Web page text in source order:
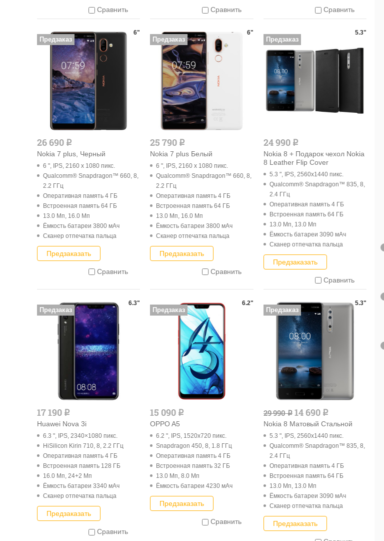
Сравнить Сравнить Сравнить
26 690 q
Nokia 7 plus, Черный
6 ", IPS, 2160 x 1080 пикс.
Qualcomm® Snapdragon™ 660, 8,
2.2 ГГц
Оперативная память 4 ГБ
Встроенная память 64 ГБ
13.0 Мп, 16.0 Мп
Ёмкость батареи 3800 мАч
Cканер отпечатка пальца
Предзаказать
Сравнить
6"
Предзаказ
25 790 q
Nokia 7 plus Белый
6 ", IPS, 2160 x 1080 пикс.
Qualcomm® Snapdragon™ 660, 8,
2.2 ГГц
Оперативная память 4 ГБ
Встроенная память 64 ГБ
13.0 Мп, 16.0 Мп
Ёмкость батареи 3800 мАч
Cканер отпечатка пальца
Предзаказать
Сравнить
6"
Предзаказ
24 990 q
Nokia 8 + Подарок чехол Nokia
8 Leather Flip Cover
5.3 ", IPS, 2560x1440 пикс.
Qualcomm® Snapdragon™ 835, 8,
2.4 ГГц
Оперативная память 4 ГБ
Встроенная память 64 ГБ
13.0 Мп, 13.0 Мп
Ёмкость батареи 3090 мАч
Cканер отпечатка пальца
Предзаказать
Сравнить
5.3"
Предзаказ
17 190 q
Huawei Nova 3i
6.3 ", IPS, 2340×1080 пикс.
HiSilicon Kirin 710, 8, 2.2 ГГц
Оперативная память 4 ГБ
Встроенная память 128 ГБ
16.0 Мп, 24+2 Мп
Ёмкость батареи 3340 мАч
Cканер отпечатка пальца
Предзаказать
Сравнить
6.3"
Предзаказ
15 090 q
OPPO A5
6.2 ", IPS, 1520x720 пикс.
Snapdragon 450, 8, 1.8 ГГц
Оперативная память 4 ГБ
Встроенная память 32 ГБ
13.0 Мп, 8.0 Мп
Ёмкость батареи 4230 мАч
Предзаказать
Сравнить
6.2"
Предзаказ
29 990q14 690 q
Nokia 8 Матовый Стальной
5.3 ", IPS, 2560x1440 пикс.
Qualcomm® Snapdragon™ 835, 8,
2.4 ГГц
Оперативная память 4 ГБ
Встроенная память 64 ГБ
13.0 Мп, 13.0 Мп
Ёмкость батареи 3090 мАч
Cканер отпечатка пальца
Предзаказать
5.3"
Предзаказ